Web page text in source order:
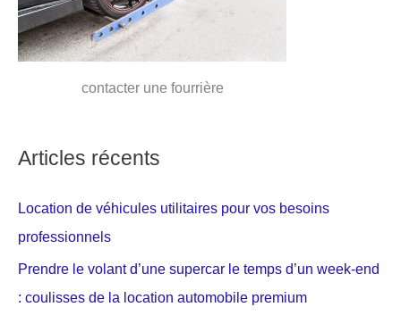
contacter une fourrière
Articles récents
Location de véhicules utilitaires pour vos besoins
professionnels
Prendre le volant d’une supercar le temps d’un week-end
: coulisses de la location automobile premium